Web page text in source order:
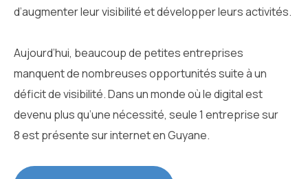
d’augmenter leur visibilité et développer leurs activités.
Aujourd’hui, beaucoup de petites entreprises
manquent de nombreuses opportunités suite à un
déficit de visibilité. Dans un monde où le digital est
devenu plus qu’une nécessité, seule 1 entreprise sur
8 est présente sur internet en Guyane.